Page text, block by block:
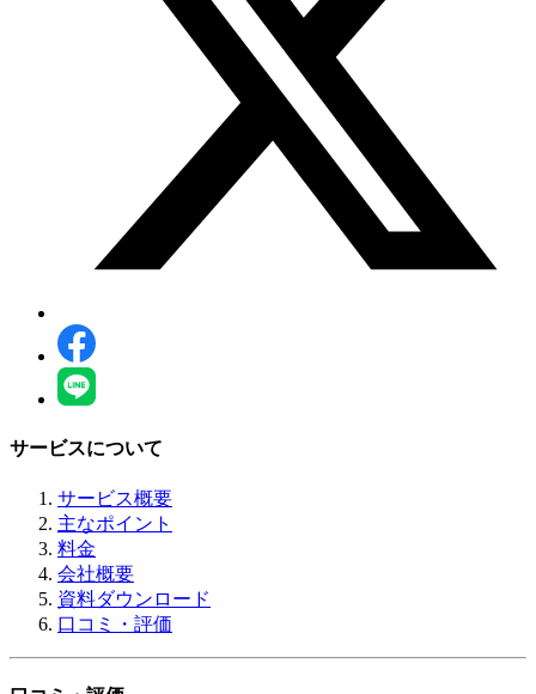
サービスについて
サービス概要
主なポイント
料金
会社概要
資料ダウンロード
口コミ・評価